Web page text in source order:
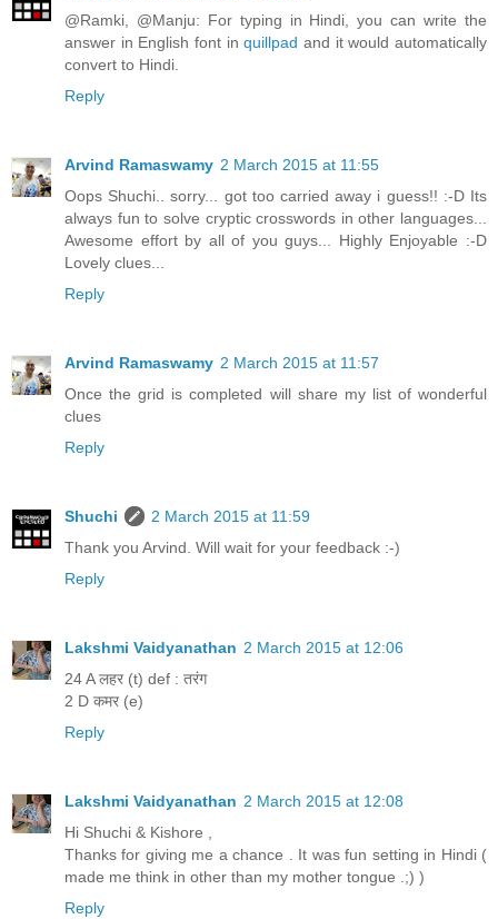
@Ramki, @Manju: For typing in Hindi, you can write the
answer in English font inquillpad and it would automatically
convert to Hindi.
Reply
Arvind Ramaswamy 2 March 2015 at 11:55
Oops Shuchi.. sorry... got too carried away i guess!! :-D Its
always fun to solve cryptic crosswords in other languages...
Awesome effort by all of you guys... Highly Enjoyable :-D
Lovely clues...
Reply
Arvind Ramaswamy 2 March 2015 at 11:57
Once the grid is completed will share my list of wonderful
clues
Reply
Shuchi
2 March 2015 at 11:59
Thank you Arvind. Will wait for your feedback :-)
Reply
Lakshmi Vaidyanathan 2 March 2015 at 12:06
24 A लहर (t) def : तरंग
2 D कमर (e)
Reply
Lakshmi Vaidyanathan 2 March 2015 at 12:08
Hi Shuchi & Kishore ,
Thanks for giving me a chance . It was fun setting in Hindi (
made me think in other than my mother tongue .;) )
Reply